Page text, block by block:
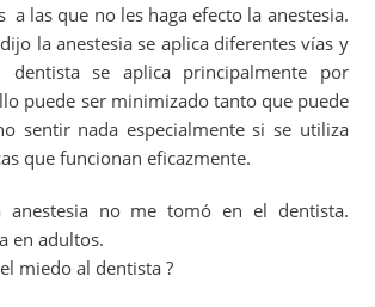
a las que no les haga efecto la anestesia.
la anestesia se aplica diferentes vías y
se aplica principalmente por
puede ser minimizado tanto que puede
sentir nada especialmente si se utiliza
que funcionan eficazmente.
anestesia no me tomó en el dentista.
en adultos.
miedo al dentista ?